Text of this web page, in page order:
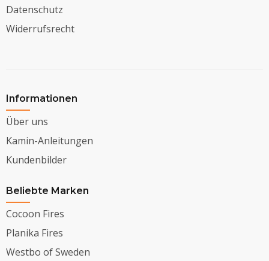
Datenschutz
Widerrufsrecht
Informationen
Über uns
Kamin-Anleitungen
Kundenbilder
Beliebte Marken
Cocoon Fires
Planika Fires
Westbo of Sweden